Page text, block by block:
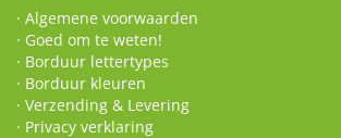
· Algemene voorwaarden
· Goed om te weten!
· Borduur lettertypes
· Borduur kleuren
· Verzending & Levering
· Privacy verklaring